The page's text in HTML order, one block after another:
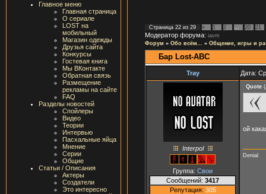
Главное меню
Главная страница
О сериале
LOST на
мобильный
Магазин одежды
Друзья сайта
Конкурсы
Гостевая книга
Мы ВКонтакте
Обратная связь
Размещение
рекламы на сайте
FAQ
Разделы новостей
Спойлеры
Видео
Теории
Интервью
Пасхальные яйца
Мнение
Серии
Общие
Статьи / Описания
Актеры
Создатели
Это интересно
Страница 22 из 29 « 1 2 20 21
Модератор форума: iavm
Форум » Обо всём... » Общение, игры и
Бар Lost-ABC
Tray Дата:
Interpol
Группа: Свои
Сообщений: 3417
Репутация: 305
Quote (
ой
Denial